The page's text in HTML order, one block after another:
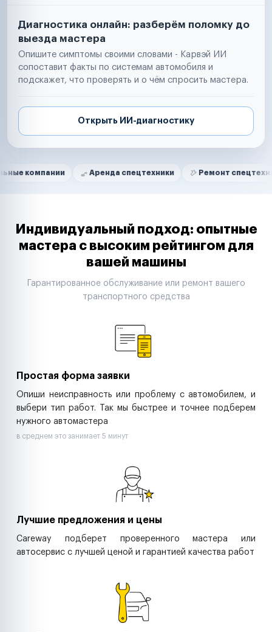
Диагностика онлайн: разберём поломку до
выезда мастера
Опишите симптомы своими словами - Карвэй ИИ
сопоставит факты по системам автомобиля и
подскажет, что проверять и о чём спросить мастера.
Открыть ИИ-диагностику
Нам доверяют
Аренда спецтехники Ремонт спецтехники
Маркетплейсы
Таксопарки
Автодилеры
Строительные компании
Аренда спецтехники
Индивидуальный подход: опытные
мастера с высоким рейтингом для
вашей машины
Гарантированное обслуживание или ремонт вашего
транспортного средства
Простая форма заявки
Опиши неисправность или проблему с автомобилем, и
выбери тип работ. Так мы быстрее и точнее подберем
нужного автомастера
в среднем это занимает 5 минут
Лучшие предложения и цены
Careway подберет проверенного мастера или
автосервис с лучшей ценой и гарантией качества работ